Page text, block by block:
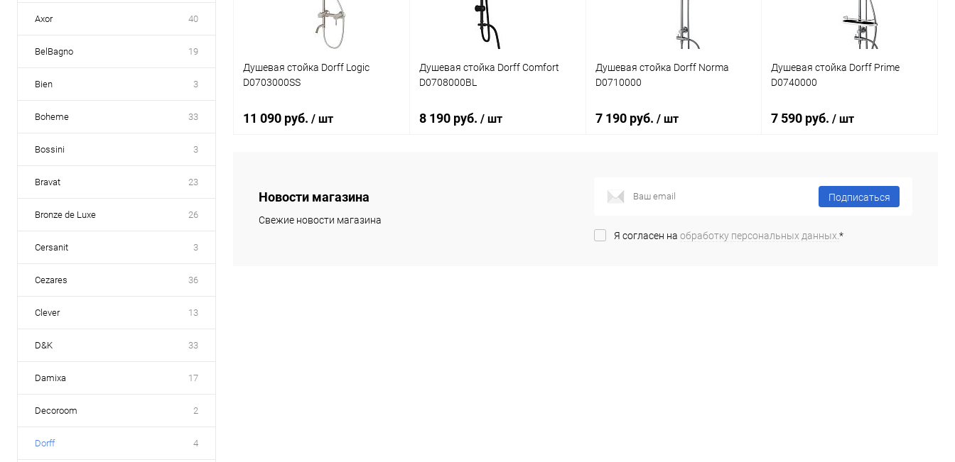
Axor 40
BelBagno 19
Bien 3
Boheme 33
Bossini 3
Bravat 23
Bronze de Luxe 26
Cersanit 3
Cezares 36
Clever 13
D&K 33
Damixa 17
Decoroom 2
Dorff 4
Душевая стойка Dorff Logic
D0703000SS
11 090 руб. / шт
Купить в 1 клик
Душевая стойка Dorff Comfort
D0708000BL
8 190 руб. / шт
Душевая стойка Dorff Norma
D0710000
7 190 руб. / шт
В избранное Под заказ
Душевая стойка Dorff Prime
D0740000
7 590 руб./ шт
В избранное
Новости магазина
Свежие новости магазина
Подписаться
Я согласен на обработку персональных данных. *